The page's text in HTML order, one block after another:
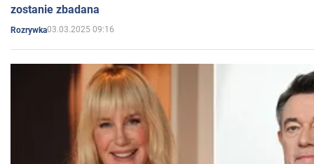
zostanie zbadana
Rozrywka03.03.2025 09:16